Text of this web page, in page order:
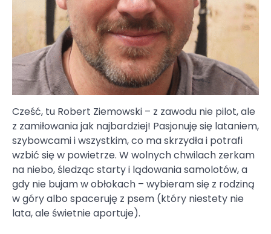
Cześć, tu Robert Ziemowski – z zawodu nie pilot, ale
z zamiłowania jak najbardziej! Pasjonuję się lataniem,
szybowcami i wszystkim, co ma skrzydła i potrafi
wzbić się w powietrze. W wolnych chwilach zerkam
na niebo, śledząc starty i lądowania samolotów, a
gdy nie bujam w obłokach – wybieram się z rodziną
w góry albo spaceruję z psem (który niestety nie
lata, ale świetnie aportuje).